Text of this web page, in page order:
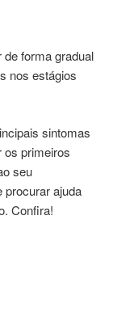
forma gradual
nos estágios
sintomas
os primeiros
seu
procurar ajuda
Confira!